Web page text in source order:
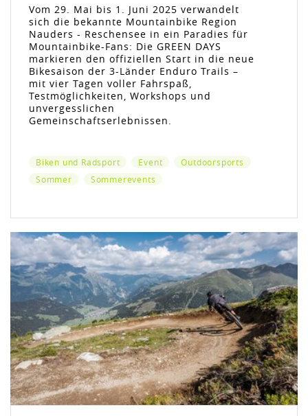
Vom 29. Mai bis 1. Juni 2025 verwandelt
sich die bekannte Mountainbike Region
Nauders - Reschensee in ein Paradies für
Mountainbike-Fans: Die GREEN DAYS
markieren den offiziellen Start in die neue
Bikesaison der 3-Länder Enduro Trails –
mit vier Tagen voller Fahrspaß,
Testmöglichkeiten, Workshops und
unvergesslichen
Gemeinschaftserlebnissen.
Biken und Radsport Event
Outdoorsports
Sommer
Sommerevents